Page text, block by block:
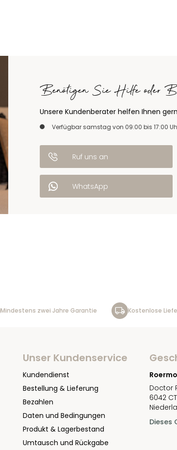
Benötigen Sie Hilfe oder
Unsere Kundenberater helfen Ihnen
Verfügbar samstag von 09:00 bis 17:00
Ruf uns an
WhatsApp
Mindestens zwei Jahre Garantie Kostenlose
Unser Kundenservice
Kundendienst
Bestellung & Lieferung
Bezahlen
Daten und Bedingungen
Produkt & Lagerbestand
Umtausch und Rückgabe
Doctor
6042
Dieses